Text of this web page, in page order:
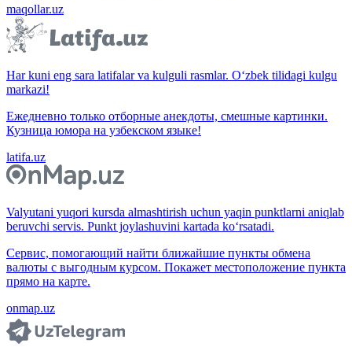
maqollar.uz
Har kuni eng sara latifalar va kulguli rasmlar. O‘zbek tilidagi kulgu
markazi!
Ежедневно только отборные анекдоты, смешные картинки.
Кузница юмора на узбекском языке!
latifa.uz
Valyutani yuqori kursda almashtirish uchun yaqin punktlarni aniqlab
beruvchi servis. Punkt joylashuvini kartada ko‘rsatadi.
Сервис, помогающий найти ближайшие пункты обмена
валюты с выгодным курсом. Покажет местоположение пункта
прямо на карте.
onmap.uz